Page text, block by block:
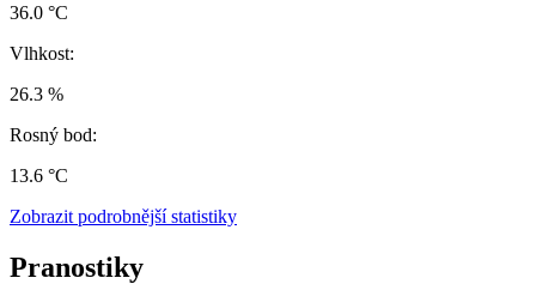
36.0 °C
Vlhkost:
26.3 %
Rosný bod:
13.6 °C
Zobrazit podrobnější statistiky
Pranostiky